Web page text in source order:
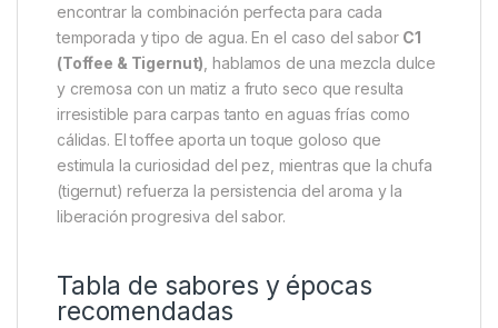
encontrar la combinación perfecta para cada
temporada y tipo de agua. En el caso del sabor C1
(Toffee & Tigernut) , hablamos de una mezcla dulce
y cremosa con un matiz a fruto seco que resulta
irresistible para carpas tanto en aguas frías como
cálidas. El toffee aporta un toque goloso que
estimula la curiosidad del pez, mientras que la chufa
(tigernut) refuerza la persistencia del aroma y la
liberación progresiva del sabor.
Tabla de sabores y épocas
recomendadas